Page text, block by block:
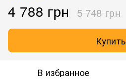
4 788 грн 5 748 грн
Купить
В избранное